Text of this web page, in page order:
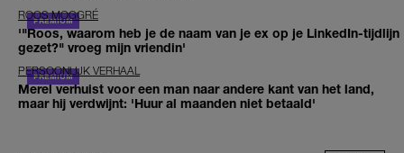
ROOS MOGGRÉ
'"Roos, waarom heb je de naam van je ex op je LinkedIn-tijdlijn
gezet?" vroeg mijn vriendin'
PERSOONLIJK VERHAAL
Merel verhuist voor een man naar andere kant van het land,
maar hij verdwijnt: 'Huur al maanden niet betaald'